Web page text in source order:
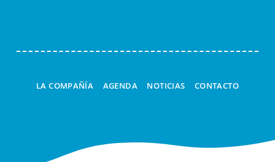
LA COMPAÑÍA AGENDA NOTICIAS CONTACTO